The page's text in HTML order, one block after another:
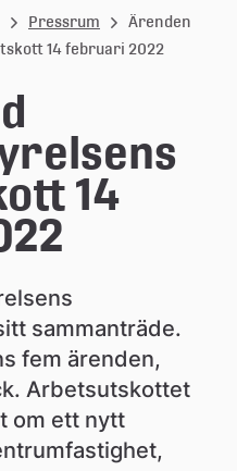
Pressrum
Ärenden
14 februari 2022
14
sammanträde.
fem ärenden,
Arbetsutskottet
om ett nytt